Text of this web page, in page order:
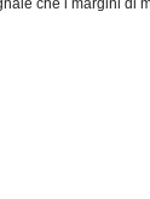
che i margini di